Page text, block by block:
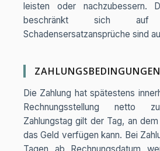
leisten oder nachzubessern.
beschränkt sich auf
Schadensersatzansprüche sind
ZAHLUNGSBEDINGUNGEN
Die Zahlung hat spätestens
Rechnungsstellung netto
Zahlungstag gilt der Tag, an
das Geld verfügen kann. Bei